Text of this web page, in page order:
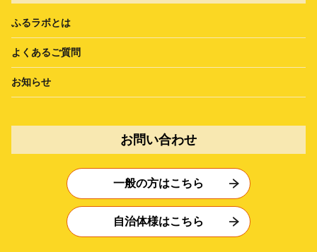
ふるラボとは
よくあるご質問
お知らせ
お問い合わせ
一般の方はこちら
自治体様はこちら